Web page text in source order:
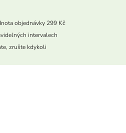
objednávky 299 Kč
intervalech
zrušte kdykoli